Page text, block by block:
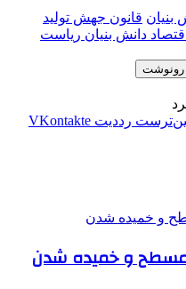
بنیان قانون جهش تولید
دانش بنیان ریاست
رونوشت
‫رددیت ‫VKontakte
مسطح و خمیده شدن